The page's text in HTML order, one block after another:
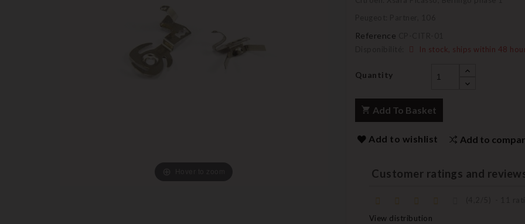
Reference
In stock, ships within 48
Quantity
Add To Basket
Add to wishlist Add to
Customer ratings and
View distribution